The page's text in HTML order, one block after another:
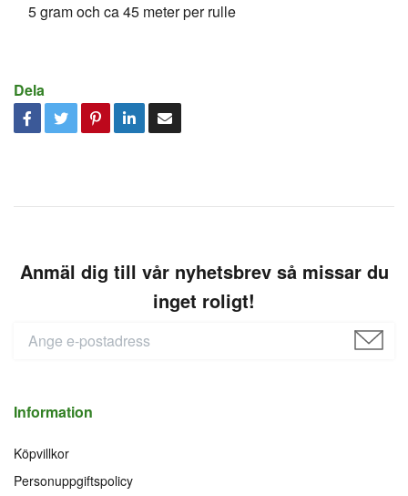
5 gram och ca 45 meter per rulle
Dela
Anmäl dig till vår nyhetsbrev så missar du
inget roligt!
Information
Köpvillkor
Personuppgiftspolicy